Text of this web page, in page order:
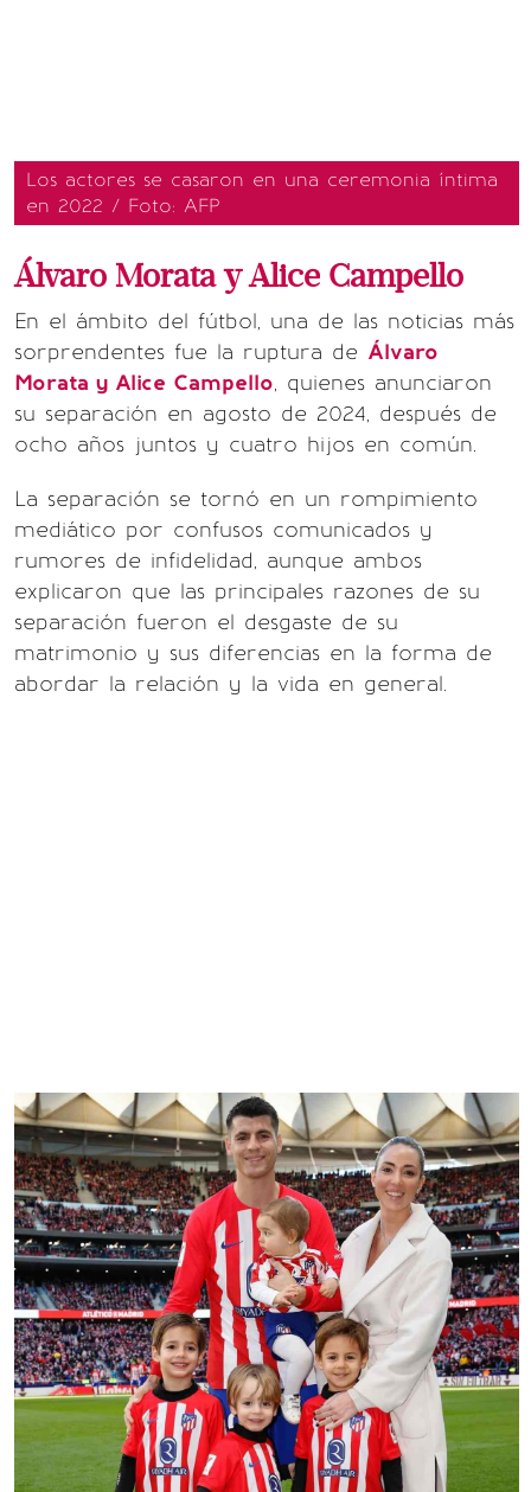
Los actores se casaron en una ceremonia íntima
en 2022 / Foto: AFP
Álvaro Morata y Alice Campello
En el ámbito del fútbol, una de las noticias más
sorprendentes fue la ruptura de Álvaro
Morata y Alice Campello, quienes anunciaron
su separación en agosto de 2024, después de
ocho años juntos y cuatro hijos en común.
La separación se tornó en un rompimiento
mediático por confusos comunicados y
rumores de infidelidad, aunque ambos
explicaron que las principales razones de su
separación fueron el desgaste de su
matrimonio y sus diferencias en la forma de
abordar la relación y la vida en general.